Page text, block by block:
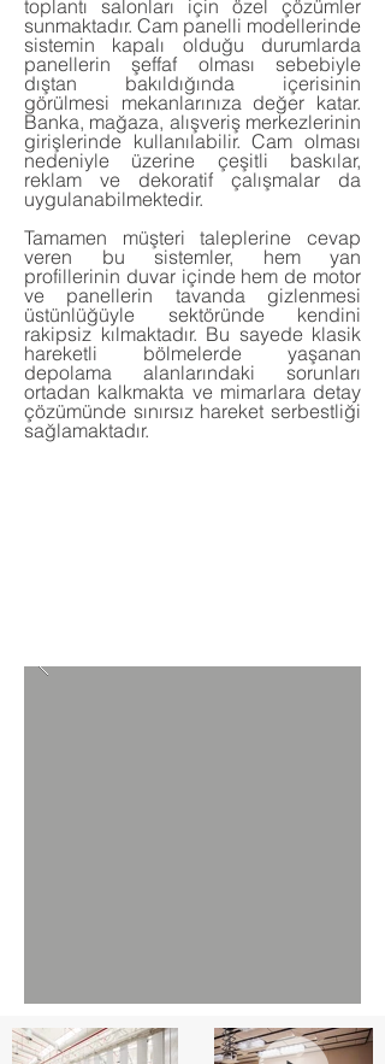
toplantı salonları için özel çözümler
sunmaktadır. Cam panelli modellerinde
sistemin kapalı olduğu durumlarda
panellerin şeffaf olması sebebiyle
dıştan bakıldığında içerisinin
görülmesi mekanlarınıza değer katar.
Banka, mağaza, alışveriş merkezlerinin
girişlerinde kullanılabilir. Cam olması
nedeniyle üzerine çeşitli baskılar,
reklam ve dekoratif çalışmalar da
uygulanabilmektedir.
Tamamen müşteri taleplerine cevap
veren bu sistemler, hem yan
profillerinin duvar içinde hem de motor
ve panellerin tavanda gizlenmesi
üstünlüğüyle sektöründe kendini
rakipsiz kılmaktadır. Bu sayede klasik
hareketli bölmelerde yaşanan
depolama alanlarındaki sorunları
ortadan kalkmakta ve mimarlara detay
çözümünde sınırsız hareket serbestliği
sağlamaktadır.